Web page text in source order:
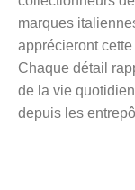
marques
apprécieront
Chaque détail
de la vie
depuis les